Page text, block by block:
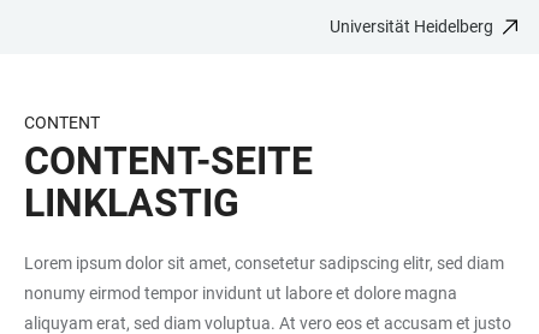
BARRIEREFREIHEIT
Universität Heidelberg
CONTENT
CONTENT-SEITE
LINKLASTIG
Lorem ipsum dolor sit amet, consetetur sadipscing elitr, sed diam
nonumy eirmod tempor invidunt ut labore et dolore magna
aliquyam erat, sed diam voluptua. At vero eos et accusam et justo